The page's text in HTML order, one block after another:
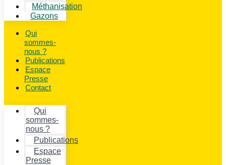
Méthanisation
Gazons
Qui
sommes-
nous ?
Publications
Espace
Presse
Contact
Qui
sommes-
nous ?
Publications
Espace
Presse